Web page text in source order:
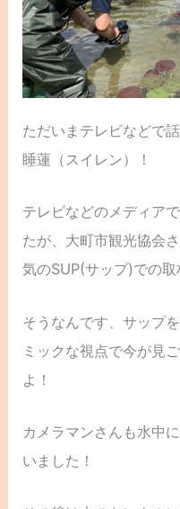
ただいまテレビなどで
睡蓮（スイレン）！
テレビなどのメディア
たが、大町市観光協会
気のSUP(サップ)での取
そうなんです、サップ
ミックな視点で今が見
よ！
カメラマンさんも水中
いました！